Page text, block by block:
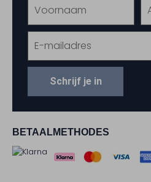
BETAALMETHODES
Schrijf je in